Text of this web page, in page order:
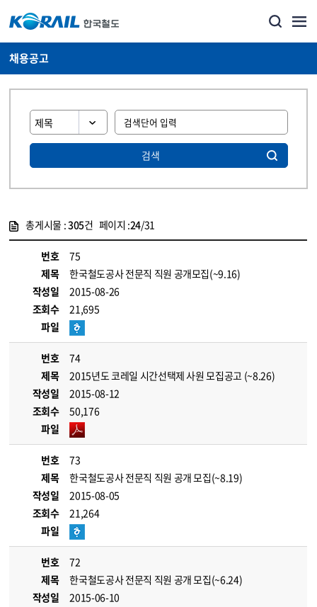
채용공고
검색
총게시물 :305건 페이지 :24/31
번호
75
제목
한국철도공사 전문직 직원 공개모집(~9.16)
작성일
2015-08-26
조회수
21,695
파일
번호
74
제목
2015년도 코레일 시간선택제 사원 모집공고 (~8.26)
작성일
2015-08-12
조회수
50,176
파일
번호
73
제목
한국철도공사 전문직 직원 공개 모집(~8.19)
작성일
2015-08-05
조회수
21,264
파일
번호
72
제목
한국철도공사 전문직 직원 공개 모집(~6.24)
작성일
2015-06-10